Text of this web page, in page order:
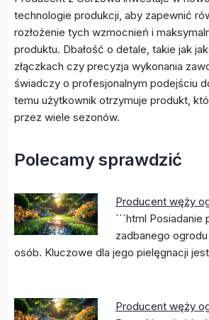
technologie produkcji, aby zapewnić
rozłożenie tych wzmocnień i
produktu. Dbałość o detale, takie jak
złączkach czy precyzja wykonania
świadczy o profesjonalnym podejściu
temu użytkownik otrzymuje produkt,
przez wiele sezonów.
Polecamy sprawdzić
Producent węży
```html Posiadanie
zadbanego
osób. Kluczowe dla jego pielęgnacji
Producent węży